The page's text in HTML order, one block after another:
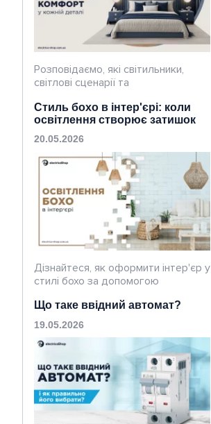
Розповідаємо, які світильники,
світлові сценарії та
втілити стиль luxury hotel.
Стиль бохо в інтер'єрі: коли
освітлення створює затишок
20.05.2026
Дізнайтеся, як оформити інтер'єр у
стилі бохо за допомогою
світильники, тепле світло,
натуральні матеріали та ідеї для
Що таке ввідний автомат?
19.05.2026